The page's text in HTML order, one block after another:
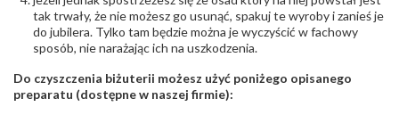
tak trwały, że nie możesz go usunąć, spakuj te wyroby i zanieś je
do jubilera. Tylko tam będzie można je wyczyścić w fachowy
sposób, nie narażając ich na uszkodzenia.
Do czyszczenia biżuterii możesz użyć poniżego opisanego
preparatu (dostępne w naszej firmie):